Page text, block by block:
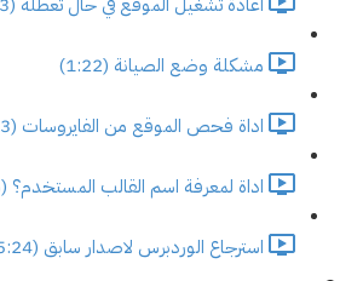
مشكلة وضع الصيانة (1:22)
اداة فحص الموقع من الفايروسات (2:13)
اداة لمعرفة اسم القالب المستخدم؟ (2:06)
استرجاع الوردبرس لاصدار سابق (5:24)